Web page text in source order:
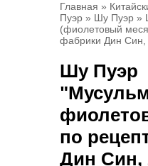
Главная »
Пуэр » Шу Пуэр »
(фиолетовый
фабрики Дин Син,
Шу Пуэр
по
Дин Син,